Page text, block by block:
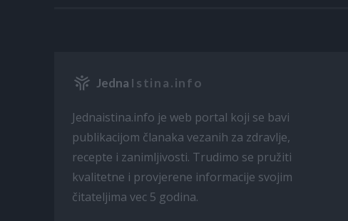
Jedna Istina.info
Jednaistina.info je web portal koji se bavi
publikacijom članaka vezanih za zdravlje,
recepte i zanimljivosti. Trudimo se pružiti
kvalitetne i provjerene informacije svojim
čitateljima vec 5 godina.